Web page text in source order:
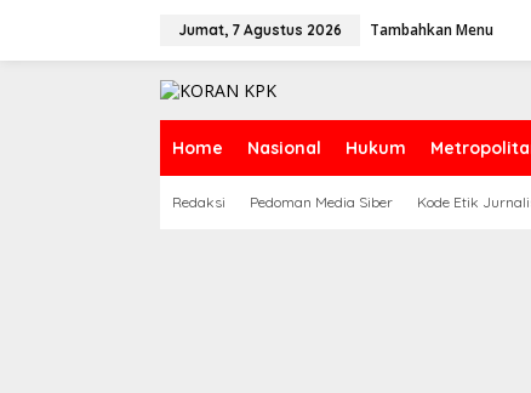
Jumat, 7 Agustus 2026 Tambahkan Menu
Home Nasional Hukum
Redaksi Pedoman Media Siber Kode Etik